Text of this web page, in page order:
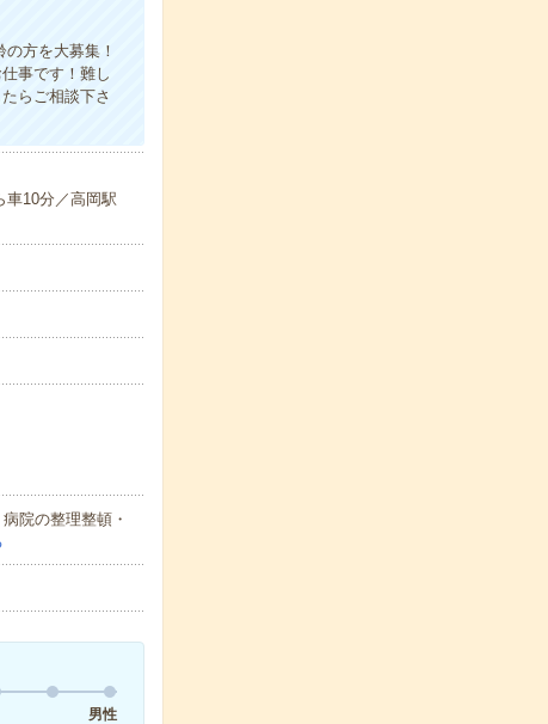
方を大募集！
事です！難し
らご相談下さ
車10分／高岡駅
院の整理整頓・
男性